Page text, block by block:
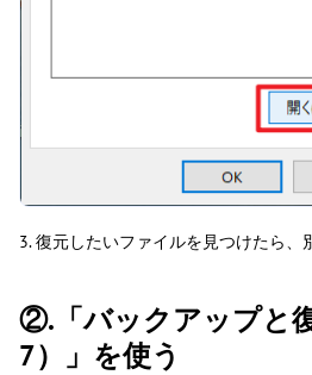
3. 復元したいファイルを見つけたら、
②.「バックアップと
7）」を使う